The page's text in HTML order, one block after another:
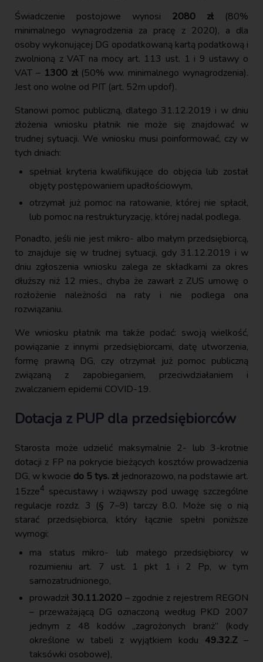
Świadczenie postojowe wynosi 2080 zł (80%
minimalnego wynagrodzenia za pracę z 2020), a dla
osoby wykonującej DG opodatkowaną kartą podatkową i
zwolnioną z VAT na mocy art. 113 ust. 1 i 9 ustawy o
VAT – 1300 zł(50% ww. minimalnego wynagrodzenia).
Jest ono wolne od PIT (art. 52m updof).
Stanowi pomoc publiczną, dlatego 31.12.2019 i w dniu
złożenia wniosku płatnik nie może się znajdować w
trudnej sytuacji. We wniosku musi poinformować, czy w
tych dniach:
spełniał kryteria kwalifikujące do objęcia lub został
objęty postępowaniem upadłościowym,
otrzymał już pomoc na ratowanie, której nie spłacił,
lub pomoc na restrukturyzację, której nadal podlega.
Ponadto, jeśli nie jest mikro- albo małym przedsiębiorcą,
to znajduje się w trudnej sytuacji, gdy 31.12.2019 i w
dniu zgłoszenia wniosku zalega ze składkami za okres
dłuższy niż 12 mies., chyba że zawarł z ZUS umowę o
rozłożenie należności na raty i nie podlega ona
rozwiązaniu.
We wniosku płatnik ma także podać: swoją wielkość,
powiązanie z innymi przedsiębiorcami, datę utworzenia,
formę prawną DG, czy otrzymał już pomoc publiczną
związaną z zapobieganiem, przeciwdziałaniem i
zwalczaniem epidemii COVID-19.
Dotacja z PUP dla przedsiębiorców
Starosta może udzielić maksymalnie 2- lub 3-krotnie
dotacji z FP na pokrycie bieżących kosztów prowadzenia
DG, w kwocie do 5 tys. zł jednorazowo, na podstawie art.
15zze4 specustawy i wziąwszy pod uwagę szczególne
regulacje rozdz. 3 (§ 7–9) tarczy 8.0. Może się o nią
starać przedsiębiorca, który łącznie spełni poniższe
wymogi:
ma status mikro- lub małego przedsiębiorcy w
rozumieniu art. 7 ust. 1 pkt 1 i 2 Pp, w tym
samozatrudnionego,
prowadził 30.11.2020 – zgodnie z rejestrem REGON
– przeważającą DG oznaczoną według PKD 2007
jednym z 48 kodów „zagrożonych branż” (kody
określone w tabeli z wyjątkiem kodu 49.32.Z–
taksówki osobowe),